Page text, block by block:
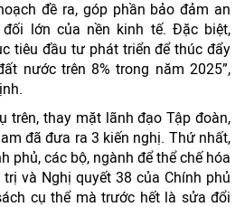
đề ra, góp phần bảo đảm an
lớn của nền kinh tế. Đặc biệt,
tiêu đầu tư phát triển để thúc đẩy
nước trên 8% trong năm 2025”,
trên, thay mặt lãnh đạo Tập đoàn,
đã đưa ra 3 kiến nghị. Thứ nhất,
phủ, các bộ, ngành để thể chế hóa
và Nghị quyết 38 của Chính phủ
cụ thể mà trước hết là sửa đổi